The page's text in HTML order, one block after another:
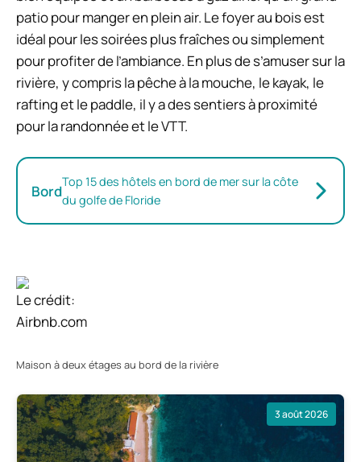
patio pour manger en plein air. Le foyer au bois est
idéal pour les soirées plus fraîches ou simplement
pour profiter de l’ambiance. En plus de s’amuser sur la
rivière, y compris la pêche à la mouche, le kayak, le
rafting et le paddle, il y a des sentiers à proximité
pour la randonnée et le VTT.
BordTop 15 des hôtels en bord de mer sur la côte
du golfe de Floride
Le crédit:
Airbnb.com
Maison à deux étages au bord de la rivière
3 août 2026